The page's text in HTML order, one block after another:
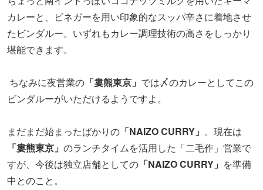
カレーと、ビネガーを用い印象的なスッパ辛さに着地させ
たビンダルー。いずれもカレー調理技術の高さをしっかり
堪能できます。
ちなみに夜営業の 「婁熊東京」 では〆のカレーとしてこの
ビンダルーがいただけるようですよ。
まだまだ始まったばかりの 「NAIZO CURRY」 。現在は
「婁熊東京」 のランチタイムを活用した「二毛作」営業で
すが、今後は独立店舗としての 「NAIZO CURRY」 を準備
中とのこと。